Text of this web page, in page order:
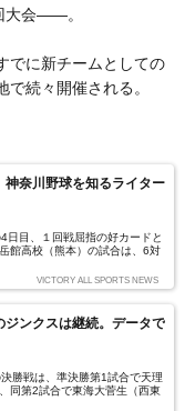
大会――。
でに新チームとしての
続々開催される。
奈川野球を知るライター
日目、１回戦屈指の好カードと
館高校（熊本）の試合は、6対
な結果を残すことはできなかっ
常に「甲子園での結果」を求め
奈川の高校野球を長く取材し、
などの著作のあるスポーツラ
。（文＝大利実）
VICTORY ALL SPORTS NEWS
ジンクスは継続。データで
勝戦は、準決勝第1試合で天理
同第2試合で東海大菅生（西東